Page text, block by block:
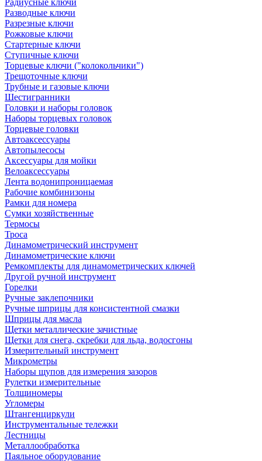
Радиусные ключи
Разводные ключи
Разрезные ключи
Рожковые ключи
Стартерные ключи
Ступичные ключи
Торцевые ключи ("колокольчики")
Трещоточные ключи
Трубные и газовые ключи
Шестигранники
Головки и наборы головок
Наборы торцевых головок
Торцевые головки
Автоаксессуары
Автопылесосы
Аксессуары для мойки
Велоаксессуары
Лента водонипроницаемая
Рабочие комбинизоны
Рамки для номера
Сумки хозяйственные
Термосы
Троса
Динамометрический инструмент
Динамометрические ключи
Ремкомплекты для динамометрических ключей
Другой ручной инструмент
Горелки
Ручные заклепочники
Ручные шприцы для консистентной смазки
Шприцы для масла
Щетки металлические зачистные
Щетки для снега, скребки для льда, водосгоны
Измерительный инструмент
Микрометры
Наборы щупов для измерения зазоров
Рулетки измерительные
Толщиномеры
Угломеры
Штангенциркули
Инструментальные тележки
Лестницы
Металлообработка
Паяльное оборудование